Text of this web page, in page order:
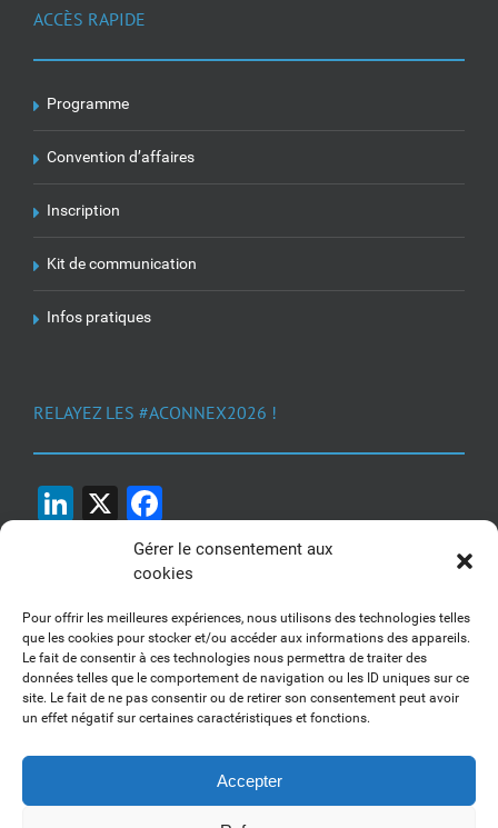
Gérer le consentement aux
cookies
Pour offrir les meilleures expériences, nous utilisons des technologies telles
que les cookies pour stocker et/ou accéder aux informations des appareils.
Le fait de consentir à ces technologies nous permettra de traiter des
données telles que le comportement de navigation ou les ID uniques sur ce
site. Le fait de ne pas consentir ou de retirer son consentement peut avoir
un effet négatif sur certaines caractéristiques et fonctions.
Accepter
ACCÈS RAPIDE
Programme
Convention d’affaires
Inscription
Kit de communication
Infos pratiques
RELAYEZ LES #ACONNEX2026 !
LinkedIn
X
1, 2, 3... Buzzez !
Découvrez nos kits communication